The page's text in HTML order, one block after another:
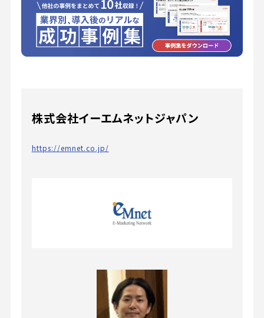
株式会社イーエムネットジャパン
https://emnet.co.jp/